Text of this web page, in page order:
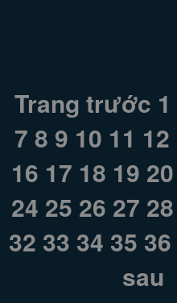
Trang trước 1
7 8 9 10 11 12
16 17 18 19 20
24 25 26 27 28
32 33 34 35 36
sau